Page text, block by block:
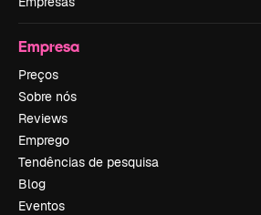
Empresa
Preços
Sobre nós
Reviews
Emprego
Tendências de pesquisa
Blog
Eventos